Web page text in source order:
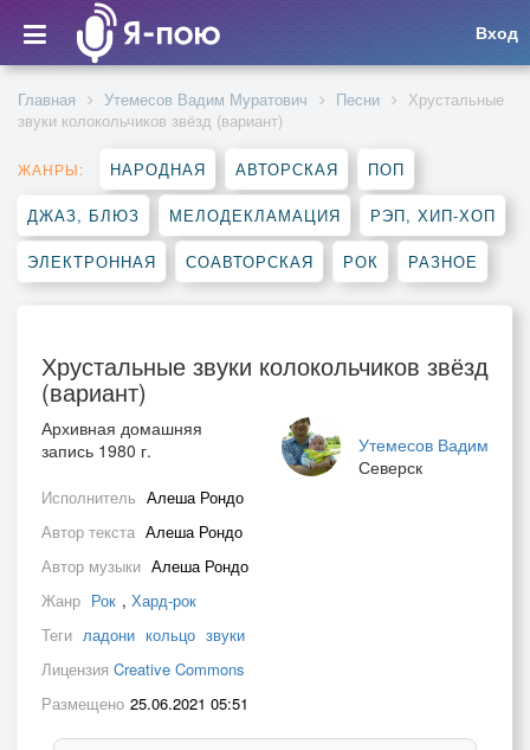
Вход
Главная Утемесов Вадим Муратович Песни
Хрустальные
звуки колокольчиков звёзд (вариант)
ЖАНРЫ: НАРОДНАЯ АВТОРСКАЯ ПОП
ДЖАЗ, БЛЮЗ МЕЛОДЕКЛАМАЦИЯ РЭП, ХИП-ХОП
ЭЛЕКТРОННАЯ СОАВТОРСКАЯ РОК РАЗНОЕ
Хрустальные звуки колокольчиков звёзд
(вариант)
Утемесов Вадим
Северск
Архивная домашняя
запись 1980 г.
Исполнитель Алеша Рондо
Автор текста Алеша Рондо
Автор музыки Алеша Рондо
Жанр Рок , Хард-рок
Теги ладони кольцо звуки
Лицензия Creative Commons
Размещено 25.06.2021 05:51